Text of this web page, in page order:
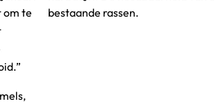
om te
bestaande rassen.